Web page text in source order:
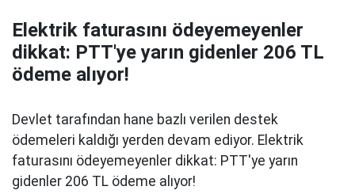
Elektrik faturasını ödeyemeyenler
dikkat: PTT'ye yarın gidenler 206 TL
ödeme alıyor!
Devlet tarafından hane bazlı verilen destek
ödemeleri kaldığı yerden devam ediyor. Elektrik
faturasını ödeyemeyenler dikkat: PTT'ye yarın
gidenler 206 TL ödeme alıyor!